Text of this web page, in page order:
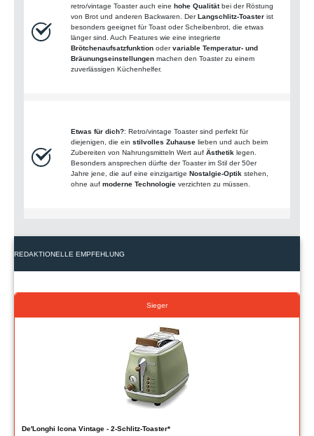
retro/vintage Toaster auch einehohe Qualitätbei der Röstung
von Brot und anderen Backwaren. DerLangschlitz-Toaster ist
besonders geeignet für Toast oder Scheibenbrot, die etwas
länger sind. Auch Features wie eine integrierte
Brötchenaufsatzfunktion odervariable Temperatur- und
Bräunungseinstellungen machen den Toaster zu einem
zuverlässigen Küchenhelfer.
Etwas für dich?: Retro/vintage Toaster sind perfekt für
diejenigen, die einstilvolles Zuhause lieben und auch beim
Zubereiten von Nahrungsmitteln Wert aufÄsthetiklegen.
Besonders ansprechen dürfte der Toaster im Stil der 50er
Jahre jene, die auf eine einzigartigeNostalgie-Optik stehen,
ohne aufmoderne Technologie verzichten zu müssen.
REDAKTIONELLE EMPFEHLUNG
Sieger
De'Longhi Icona Vintage - 2-Schlitz-Toaster*